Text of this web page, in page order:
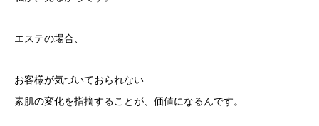
エステの場合、
お客様が気づいておられない
素肌の変化を指摘することが、価値になるんです。